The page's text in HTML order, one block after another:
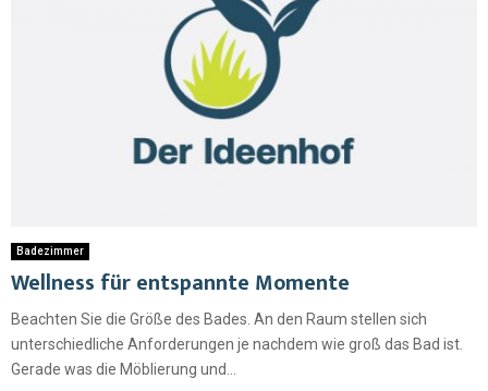
Badezimmer
Wellness für entspannte Momente
Beachten Sie die Größe des Bades. An den Raum stellen sich
unterschiedliche Anforderungen je nachdem wie groß das Bad ist.
Gerade was die Möblierung und...